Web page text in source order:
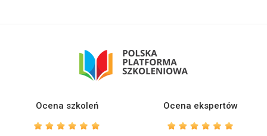
Ocena szkoleń Ocena ekspertów